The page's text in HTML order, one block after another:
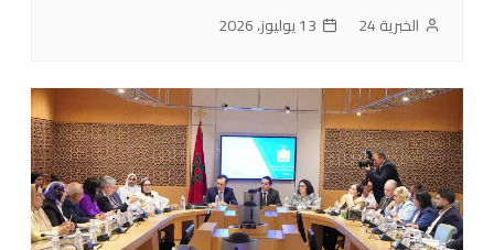
الخبرية 24 13 يوليوز، 2026